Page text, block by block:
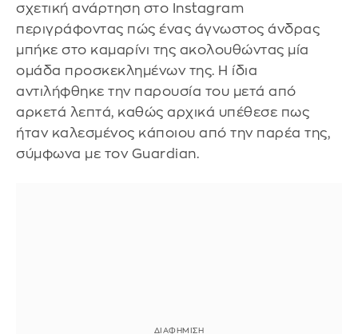
σχετική ανάρτηση στο Instagram
περιγράφοντας πώς ένας άγνωστος άνδρας
μπήκε στο καμαρίνι της ακολουθώντας μία
ομάδα προσκεκλημένων της. Η ίδια
αντιλήφθηκε την παρουσία του μετά από
αρκετά λεπτά, καθώς αρχικά υπέθεσε πως
ήταν καλεσμένος κάποιου από την παρέα της,
σύμφωνα με τον Guardian.